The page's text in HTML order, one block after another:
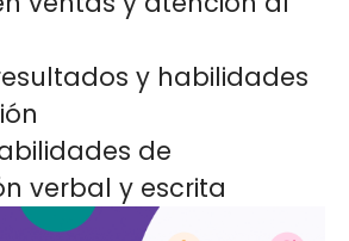
y habilidades
de
verbal y escrita